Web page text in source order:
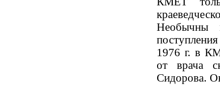
Необычны
1976 г. в
от врача
Сидорова.